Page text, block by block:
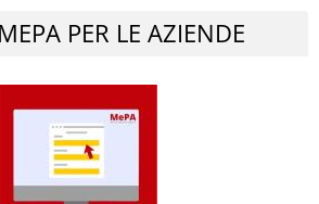
PER LE AZIENDE